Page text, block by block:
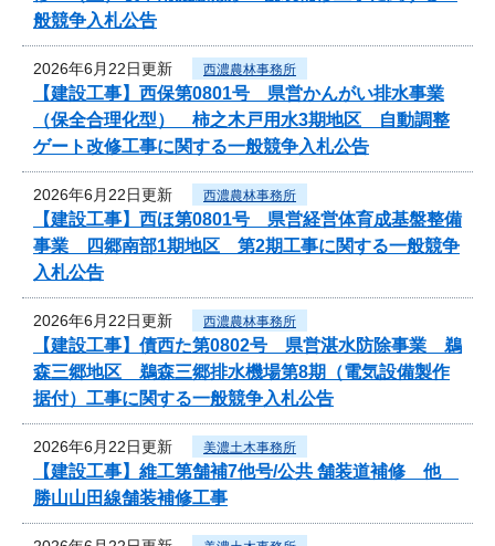
般競争入札公告
2026年6月22日更新 西濃農林事務所
【建設工事】西保第0801号 県営かんがい排水事業
（保全合理化型） 柿之木戸用水3期地区 自動調整
ゲート改修工事に関する一般競争入札公告
2026年6月22日更新 西濃農林事務所
【建設工事】西ほ第0801号 県営経営体育成基盤整備
事業 四郷南部1期地区 第2期工事に関する一般競争
入札公告
2026年6月22日更新 西濃農林事務所
【建設工事】債西た第0802号 県営湛水防除事業 鵜
森三郷地区 鵜森三郷排水機場第8期（電気設備製作
据付）工事に関する一般競争入札公告
2026年6月22日更新 美濃土木事務所
【建設工事】維工第舗補7他号/公共 舗装道補修 他
勝山山田線舗装補修工事